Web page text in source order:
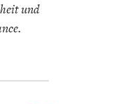
und